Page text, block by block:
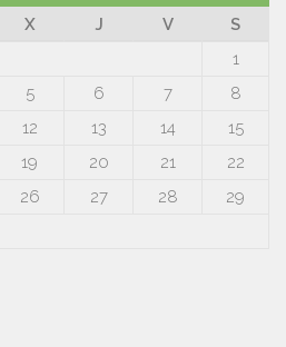
X J V
S
1
5 6 7
8
12 13 14
15
19 20 21
22
26 27 28
29